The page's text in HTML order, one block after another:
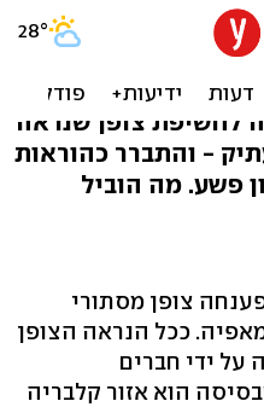
כך
לחשיפת צופן שנראה
- והתברר כהוראות
פשע. מה הוביל
צופן מסתורי
ככל הנראה הצופן
על ידי חברים
הוא אזור קלבריה